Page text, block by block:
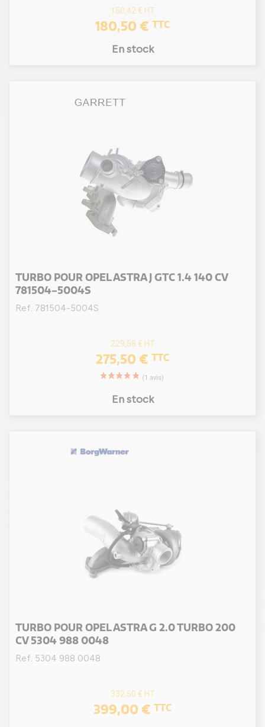
150,42 € HT
180,50 € TTC
En stock
TURBO POUR OPEL ASTRA J GTC 1.4 140 CV
781504-5004S
Ref. 781504-5004S
229,58 € HT
275,50 € TTC
En stock
TURBO POUR OPEL ASTRA G 2.0 TURBO 200
CV 5304 988 0048
Ref. 5304 988 0048
332,50 € HT
399,00 € TTC